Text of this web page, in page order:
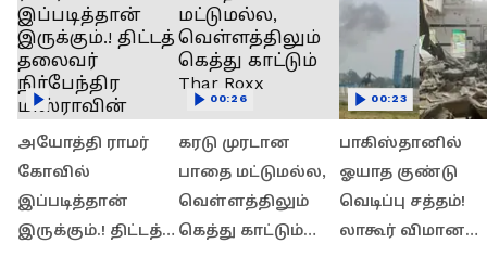
அயோத்தி ராமர்
கோவில்
இப்படித்தான்
இருக்கும்.! திட்டத்
கரடு முரடான
பாதை மட்டுமல்ல,
வெள்ளத்திலும்
கெத்து காட்டும்
00:26
பாகிஸ்தானில்
ஓயாத குண்டு
வெடிப்பு சத்தம்!
லாகூர் விமான
00:23